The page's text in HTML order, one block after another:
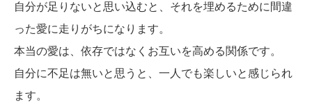
自分が足りないと思い込むと、それを埋めるために間違
った愛に走りがちになります。
本当の愛は、依存ではなくお互いを高める関係です。
自分に不足は無いと思うと、一人でも楽しいと感じられ
ます。